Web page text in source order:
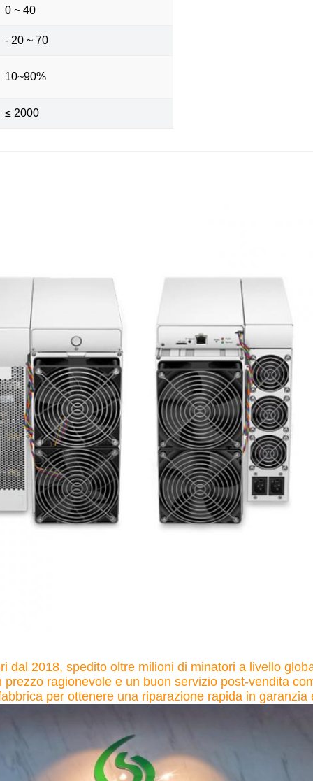
0 ~ 40
- 20 ~ 70
10~90%
≤ 2000
dal 2018, spedito oltre milioni di minatori a livello
ragionevole e un buon servizio post-vendita
per ottenere una riparazione rapida in garanzia